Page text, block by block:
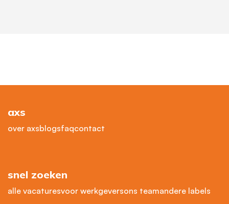
axs
over axsblogsfaqcontact
snel zoeken
alle vacaturesvoor werkgeversons teamandere labels